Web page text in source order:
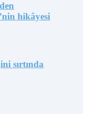
hikâyesi
sırtında